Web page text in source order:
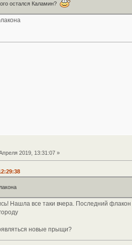
остался Каламин?
2019, 13:31:07 »
Нашла все таки вчера. Последний флакон
новые прыщи?